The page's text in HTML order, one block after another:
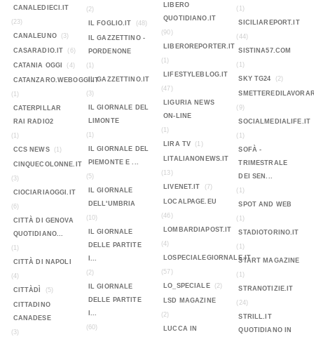
CANALEDIECI.IT
(23)
CANALEUNO
(3)
CASARADIO.IT (6)
CATANIA OGGI (4)
CATANZARO.WEBOGGI.IT
(1)
CATERPILLAR
RAI RADIO2
(1)
CCS NEWS
(1)
CINQUECOLONNE.IT
(3)
CIOCIARIAOGGI.IT
(6)
CITTÀ DI GENOVA
QUOTIDIANO...
(1)
CITTÀ DI NAPOLI
(4)
CITTÀDÌ
(5)
CITTADINO
CANADESE
(3)
(2)
IL FOGLIO.IT
(48)
IL GAZZETTINO -
PORDENONE
(1)
IL GAZZETTINO.IT
(3)
IL GIORNALE DEL
LIMONTE
(1)
IL GIORNALE DEL
PIEMONTE E ...
(5)
IL GIORNALE
DELL'UMBRIA
(10)
IL GIORNALE
DELLE PARTITE
I...
(2)
IL GIORNALE
DELLE PARTITE
I...
(60)
LIBERO
QUOTIDIANO.IT
(90)
LIBEROREPORTER.IT
(1)
LIFESTYLEBLOG.IT
(47)
LIGURIA NEWS
ON-LINE
(1)
LIRA TV
(1)
LITALIANONEWS.IT
(13)
LIVENET.IT
(7)
LOCALPAGE.EU
(46)
LOMBARDIAPOST.IT
(4)
LOSPECIALEGIORNALE.IT
(57)
LO_SPECIALE
(2)
LSD MAGAZINE
(2)
LUCCA IN
(1)
SICILIAREPORT.IT
(44)
SISTINA57.COM
(1)
SKY TG24
(2)
(9)
SOCIALMEDIALIFE.IT
(1)
SOFÀ -
TRIMESTRALE
DEI SEN...
(1)
SPOT AND WEB
(1)
STADIOTORINO.IT
(1)
START MAGAZINE
(1)
STRANOTIZIE.IT
(24)
STRILL.IT
QUOTIDIANO IN